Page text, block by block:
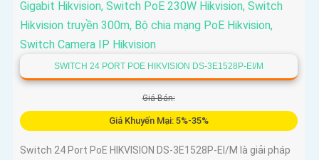
SWITCH 24 PORT POE HIKVISION DS-3E1528P-EI/M
Giá Bán:
Giá Khuyến Mại: 5%-35%
Switch 24 Port PoE HIKVISION DS-3E1528P-EI/M là giải pháp